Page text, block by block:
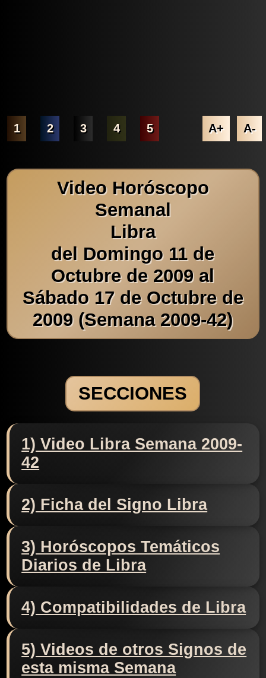
1 2 3 4 5 A+ A-
Video Horóscopo
Semanal
Libra
del Domingo 11 de
Octubre de 2009 al
Sábado 17 de Octubre de
2009 (Semana 2009-42)
SECCIONES
1) Video Libra Semana 2009-
42
2) Ficha del Signo Libra
3) Horóscopos Temáticos
Diarios de Libra
4) Compatibilidades de Libra
5) Videos de otros Signos de
esta misma Semana